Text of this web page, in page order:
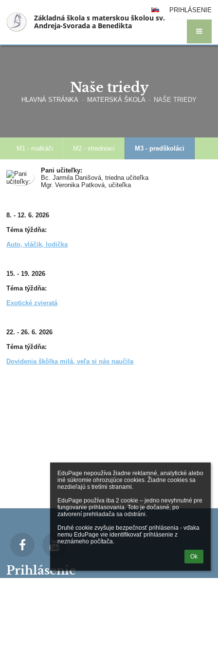
EduPage nepoužíva žiadne reklamné, analytické alebo
iné súkromie ohrozujúce cookies. Žiadne cookies sa
nezdieľajú s tretími stranami.
EduPage používa iba 2 cookie – jedno nevyhnutné pre
fungovanie prihlasovania. Toto je dočasné, po
zatvorení prehliadača sa odstráni.
Druhé cookie zvyšuje bezpečnosť prihlásenia - vďaka
nemu EduPage vie identifikovať prihlásenie z
neznámeho počítača.
Ok
PRIHLÁSENIE
Základná škola s materskou školou sv.
Andreja-Svorada a Benedikta
Naše triedy
HLAVNÁ STRÁNKA - MATERSKÁ ŠKOLA - NAŠE TRIEDY
M1 - malkáči M2 - stredniaci M3 - predškoláci
Pani učiteľky:
Bc. Jarmila Danišová, triedna učiteľka
Mgr. Veronika Patková, učiteľka
8. - 12. 6. 2026
Téma týždňa:
Auto, vláčik, lodička
15. - 19. 2026
Téma týždňa:
Exotické zvieratá
22. - 26. 6. 2026
Téma týždňa:
Dovidenia škôlka milá, veľa si nás naučila
Prihlásenie